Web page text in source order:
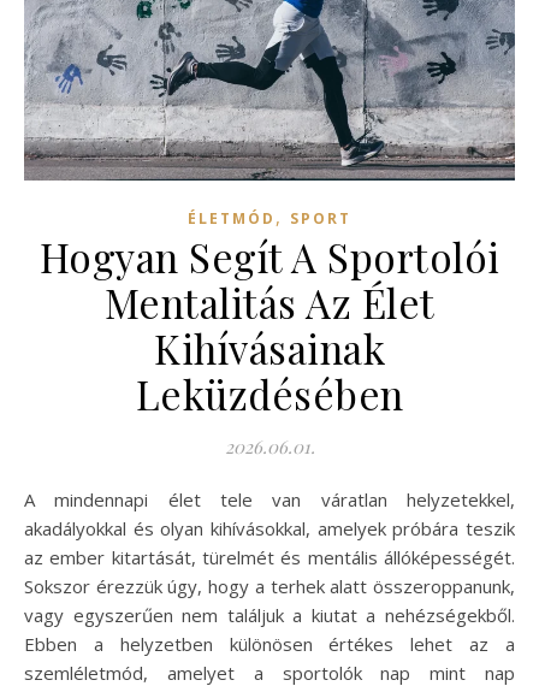
ÉLETMÓD , SPORT
Hogyan Segít A Sportolói
Mentalitás Az Élet
Kihívásainak
Leküzdésében
2026.06.01.
A mindennapi élet tele van váratlan helyzetekkel,
akadályokkal és olyan kihívásokkal, amelyek próbára teszik
az ember kitartását, türelmét és mentális állóképességét.
Sokszor érezzük úgy, hogy a terhek alatt összeroppanunk,
vagy egyszerűen nem találjuk a kiutat a nehézségekből.
Ebben a helyzetben különösen értékes lehet az a
szemléletmód, amelyet a sportolók nap mint nap